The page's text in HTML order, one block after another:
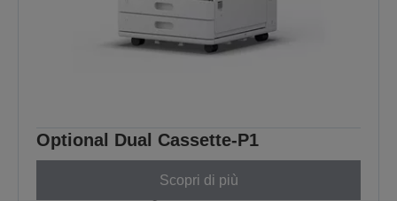
Optional Dual Cassette-P1
Scopri di più